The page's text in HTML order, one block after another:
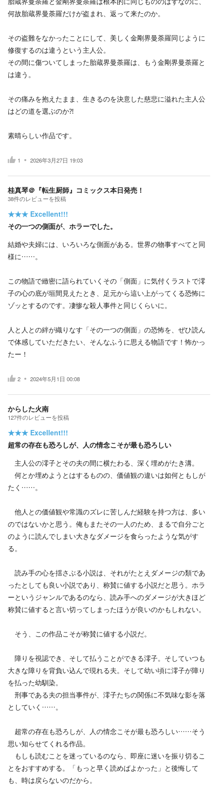
何故胎蔵界曼荼羅だけが盗まれ、返って来たのか。
その盗難をなかったことにして、美しく金剛界曼荼羅同じように
修復するのは違うという主人公。
その間に傷ついてしまった胎蔵界曼荼羅は、もう金剛界曼荼羅と
は違う。
その痛みを抱えたまま、生きるのを決意した慈悲に溢れた主人公
はどの道を選ぶのか⁈
素晴らしい作品です。
1 2026年3月27日 19:03
桂真琴＠『転生厨師』コミックス本日発売！
38件のレビューを投稿
★★★ Excellent!!!
その一つの側面が、ホラーでした。
結婚や夫婦には、いろいろな側面がある。世界の物事すべてと同
様に……。
この物語で緻密に語られていくその「側面」に気付くラストで澪
子の心の底が垣間見えたとき、足元から這い上がってくる恐怖に
ゾッとするのです。凄惨な殺人事件と同じくらいに。
人と人との絆が織りなす「その一つの側面」の恐怖を、ぜひ読ん
で体感していただきたい、そんなふうに思える物語です！怖かっ
たー！
2 2024年5月1日 00:08
からした火南
127件のレビューを投稿
★★★ Excellent!!!
超常の存在も恐ろしが、人の情念こそが最も恐ろしい
主人公の澪子とその夫の間に横たわる、深く埋めがたき溝。
何とか埋めようとはするものの、価値観の違いは如何ともしが
たく……。
他人との価値観や常識のズレに苦しんだ経験を持つ方は、多い
のではないかと思う。俺もまたその一人のため、まるで自分ごと
のように読んでしまい大きなダメージを食らったような気がす
る。
読み手の心を揺さぶる小説は、それがたとえダメージの類であ
ったとしても良い小説であり、称賛に値する小説だと思う。ホラ
ーというジャンルであるのなら、読み手へのダメージが大きほど
称賛に値すると言い切ってしまったほうが良いのかもしれない。
そう、この作品こそが称賛に値する小説だ。
障りを視認でき、そして払うことができる澪子。そしていつも
大きな障りを背負い込んで現れる夫。そして幼い頃に澪子が障り
を払った幼馴染。
刑事である夫の担当事件が、澪子たちの関係に不気味な影を落
としていく……。
超常の存在も恐ろしが、人の情念こそが最も恐ろしい……そう
思い知らせてくれる作品。
もしも読むことを迷っているのなら、即座に迷いを振り切るこ
とをおすすめする。「もっと早く読めばよかった」と後悔して
も、時は戻らないのだから。